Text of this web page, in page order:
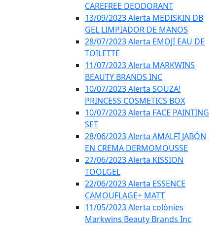
CAREFREE DEODORANT
13/09/2023 Alerta MEDISKIN DB
GEL LIMPIADOR DE MANOS
28/07/2023 Alerta EMOJI EAU DE
TOILETTE
11/07/2023 Alerta MARKWINS
BEAUTY BRANDS INC
10/07/2023 Alerta SOUZA!
PRINCESS COSMETICS BOX
10/07/2023 Alerta FACE PAINTING
SET
28/06/2023 Alerta AMALFI JABÓN
EN CREMA DERMOMOUSSE
27/06/2023 Alerta KISSION
TOOLGEL
22/06/2023 Alerta ESSENCE
CAMOUFLAGE+ MATT
11/05/2023 Alerta colònies
Markwins Beauty Brands Inc